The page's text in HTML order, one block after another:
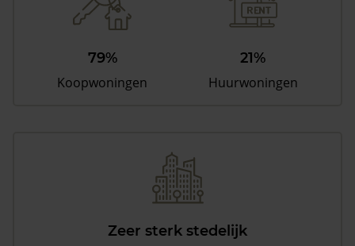
79%
Koopwoningen
21%
Huurwoningen
Zeer sterk stedelijk